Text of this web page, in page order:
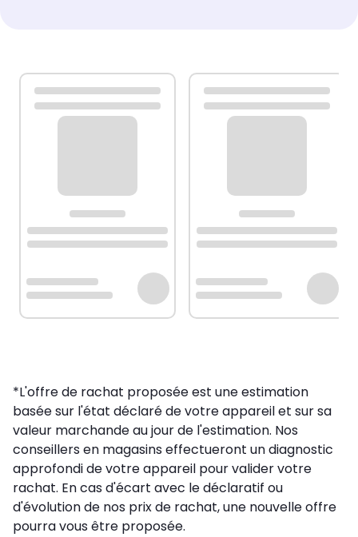
*L'offre de rachat proposée est une estimation
basée sur l'état déclaré de votre appareil et sur sa
valeur marchande au jour de l'estimation. Nos
conseillers en magasins effectueront un diagnostic
approfondi de votre appareil pour valider votre
rachat. En cas d'écart avec le déclaratif ou
d'évolution de nos prix de rachat, une nouvelle offre
pourra vous être proposée.